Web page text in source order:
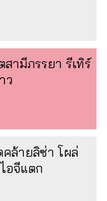
ามีภรรยา รีเทิร์
ว
ล้ายลิซ่า โผล่
อจีแตก